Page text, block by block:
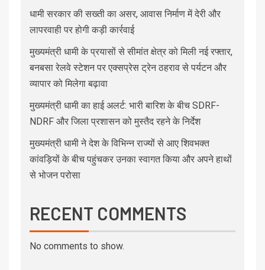
धामी सरकार की सख्ती का असर, आवास निर्माण में देरी और
लापरवाही पर होगी कड़ी कार्रवाई
मुख्यमंत्री धामी के प्रयासों से सीमांत क्षेत्र को मिली नई रफ्तार,
बनबसा रेलवे स्टेशन पर एक्सप्रेस ट्रेन ठहराव से पर्यटन और
व्यापार को मिलेगा बढ़ावा
मुख्यमंत्री धामी का हाई अलर्ट: भारी बारिश के बीच SDRF-
NDRF और जिला प्रशासन को मुस्तैद रहने के निर्देश
मुख्यमंत्री धामी ने देश के विभिन्न राज्यों से आए शिवभक्त
कांवड़ियों के बीच पहुंचकर उनका स्वागत किया और अपने हाथों
से भोजन परोसा
RECENT COMMENTS
No comments to show.